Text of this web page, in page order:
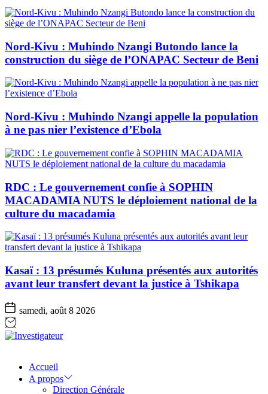
Nord-Kivu : Muhindo Nzangi Butondo lance la
construction du siège de l’ONAPAC Secteur de Beni
Nord-Kivu : Muhindo Nzangi appelle la population
à ne pas nier l’existence d’Ebola
RDC : Le gouvernement confie à SOPHIN
MACADAMIA NUTS le déploiement national de la
culture du macadamia
Kasaï : 13 présumés Kuluna présentés aux autorités
avant leur transfert devant la justice à Tshikapa
samedi, août 8 2026
Accueil
A propos
Direction Générale